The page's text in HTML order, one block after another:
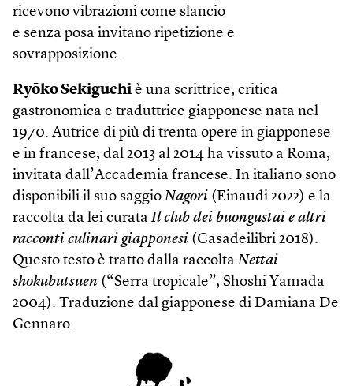
ricevono vibrazioni come slancio
e senza posa invitano ripetizione e
sovrapposizione.
Ryōko Sekiguchi è una scrittrice, critica
gastronomica e traduttrice giapponese nata nel
1970. Autrice di più di trenta opere in giapponese
e in francese, dal 2013 al 2014 ha vissuto a Roma,
invitata dall’Accademia francese. In italiano sono
disponibili il suo saggio Nagori (Einaudi 2022) e la
raccolta da lei curata Il club dei buongustai e altri
racconti culinari giapponesi (Casadeilibri 2018).
Questo testo è tratto dalla raccolta Nettai
shokubutsuen (“Serra tropicale”, Shoshi Yamada
2004). Traduzione dal giapponese di Damiana De
Gennaro.